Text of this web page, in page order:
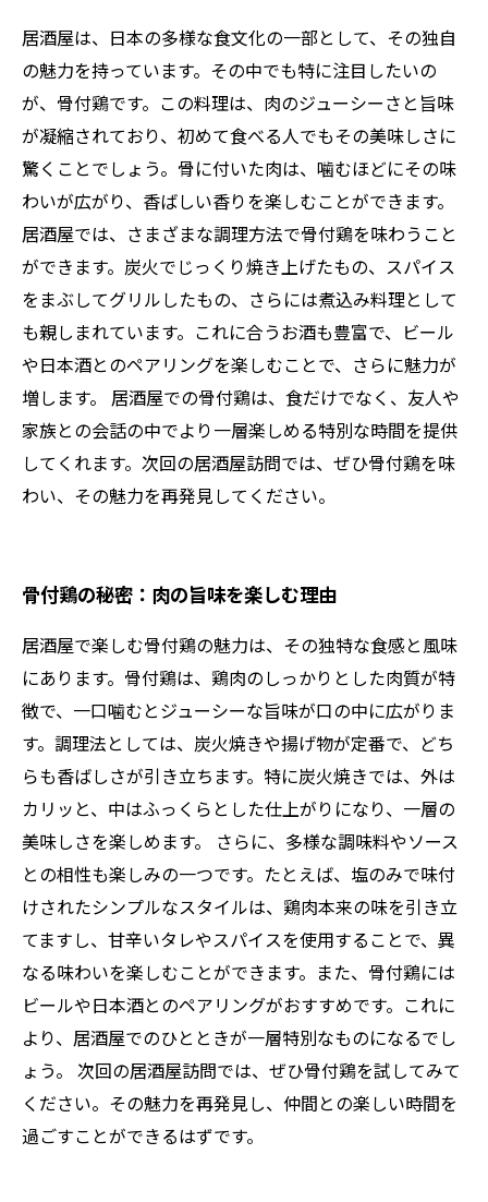
居酒屋は、日本の多様な食文化の一部として、その独自
の魅力を持っています。その中でも特に注目したいの
が、骨付鶏です。この料理は、肉のジューシーさと旨味
が凝縮されており、初めて食べる人でもその美味しさに
驚くことでしょう。骨に付いた肉は、噛むほどにその味
わいが広がり、香ばしい香りを楽しむことができます。
居酒屋では、さまざまな調理方法で骨付鶏を味わうこと
ができます。炭火でじっくり焼き上げたもの、スパイス
をまぶしてグリルしたもの、さらには煮込み料理として
も親しまれています。これに合うお酒も豊富で、ビール
や日本酒とのペアリングを楽しむことで、さらに魅力が
増します。 居酒屋での骨付鶏は、食だけでなく、友人や
家族との会話の中でより一層楽しめる特別な時間を提供
してくれます。次回の居酒屋訪問では、ぜひ骨付鶏を味
わい、その魅力を再発見してください。
骨付鶏の秘密：肉の旨味を楽しむ理由
居酒屋で楽しむ骨付鶏の魅力は、その独特な食感と風味
にあります。骨付鶏は、鶏肉のしっかりとした肉質が特
徴で、一口噛むとジューシーな旨味が口の中に広がりま
す。調理法としては、炭火焼きや揚げ物が定番で、どち
らも香ばしさが引き立ちます。特に炭火焼きでは、外は
カリッと、中はふっくらとした仕上がりになり、一層の
美味しさを楽しめます。 さらに、多様な調味料やソース
との相性も楽しみの一つです。たとえば、塩のみで味付
けされたシンプルなスタイルは、鶏肉本来の味を引き立
てますし、甘辛いタレやスパイスを使用することで、異
なる味わいを楽しむことができます。また、骨付鶏には
ビールや日本酒とのペアリングがおすすめです。これに
より、居酒屋でのひとときが一層特別なものになるでし
ょう。 次回の居酒屋訪問では、ぜひ骨付鶏を試してみて
ください。その魅力を再発見し、仲間との楽しい時間を
過ごすことができるはずです。